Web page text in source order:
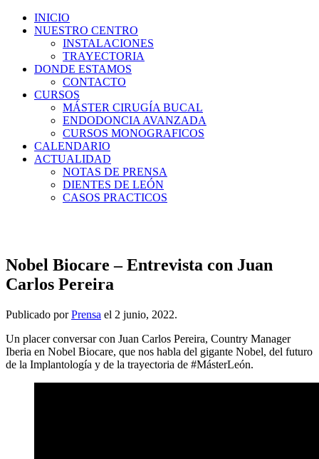
INICIO
NUESTRO CENTRO
INSTALACIONES
TRAYECTORIA
DONDE ESTAMOS
CONTACTO
CURSOS
MÁSTER CIRUGÍA BUCAL
ENDODONCIA AVANZADA
CURSOS MONOGRAFICOS
CALENDARIO
ACTUALIDAD
NOTAS DE PRENSA
DIENTES DE LEÓN
CASOS PRACTICOS
Nobel Biocare – Entrevista con Juan
Carlos Pereira
Publicado porPrensa el 2 junio, 2022.
Un placer conversar con Juan Carlos Pereira, Country Manager
Iberia en Nobel Biocare, que nos habla del gigante Nobel, del futuro
de la Implantología y de la trayectoria de #MásterLeón.